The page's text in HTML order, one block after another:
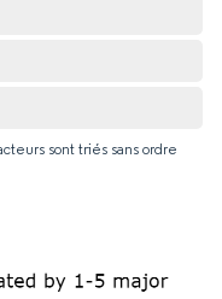
sont triés sans ordre